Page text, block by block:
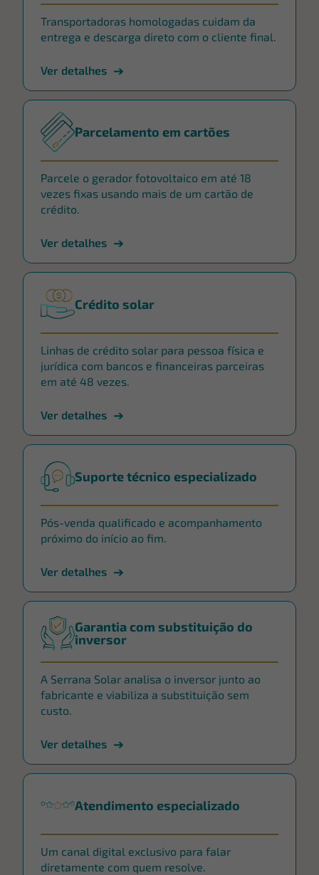
Transportadoras homologadas cuidam da
entrega e descarga direto com o cliente final.
Ver detalhes
Parcelamento em cartões
Parcele o gerador fotovoltaico em até 18
vezes fixas usando mais de um cartão de
crédito.
Ver detalhes
Crédito solar
Linhas de crédito solar para pessoa física e
jurídica com bancos e financeiras parceiras
em até 48 vezes.
Ver detalhes
Suporte técnico especializado
Pós-venda qualificado e acompanhamento
próximo do início ao fim.
Ver detalhes
Garantia com substituição do
inversor
A Serrana Solar analisa o inversor junto ao
fabricante e viabiliza a substituição sem
custo.
Ver detalhes
Atendimento especializado
Um canal digital exclusivo para falar
diretamente com quem resolve.